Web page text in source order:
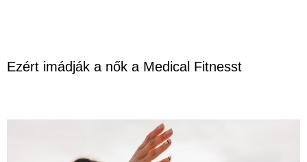
Ezért imádják a nők a Medical Fitnesst